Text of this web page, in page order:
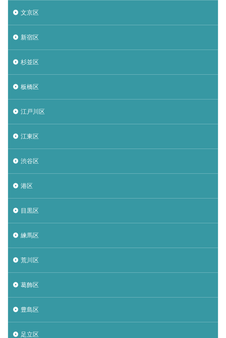
文京区
新宿区
杉並区
板橋区
江戸川区
江東区
渋谷区
港区
目黒区
練馬区
荒川区
葛飾区
豊島区
足立区